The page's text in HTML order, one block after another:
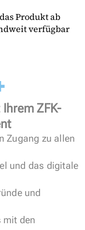
Produkt ab
verfügbar
ZFK-
Zugang zu allen
und das digitale
und
mit den